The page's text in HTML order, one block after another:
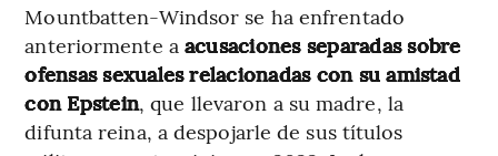
Mountbatten-Windsor se ha enfrentado
anteriormente a acusaciones separadas sobre
ofensas sexuales relacionadas con su amistad
con Epstein, que llevaron a su madre, la
difunta reina, a despojarle de sus títulos